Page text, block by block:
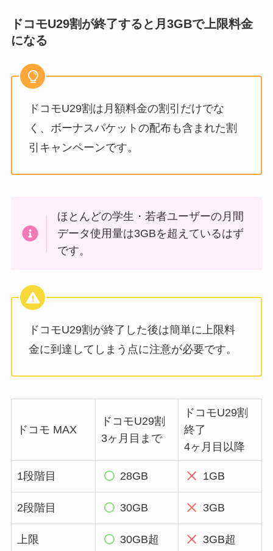
ドコモU29割が終了すると月3GBで上限料金
になる
ドコモU29割は月額料金の割引だけでな
く、ボーナスパケットの配布も含まれた割
引キャンペーンです。
ほとんどの学生・若者ユーザーの月間
データ使用量は3GBを超えているはず
です。
ドコモU29割が終了した後は簡単に上限料
金に到達してしまう点に注意が必要です。
ドコモ MAX
ドコモU29割
3ヶ月目まで
ドコモU29割
終了
4ヶ月目以降
1段階目 28GB 1GB
2段階目 30GB 3GB
上限 30GB超 3GB超